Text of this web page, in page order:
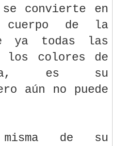
convierte en
cuerpo de la
ya todas las
los colores de
es su
aún no puede
de su